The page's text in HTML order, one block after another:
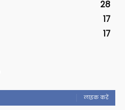
28
17
17
लाइक करें